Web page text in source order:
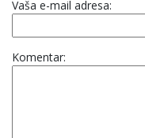
Vaša e-mail adresa:
Komentar: